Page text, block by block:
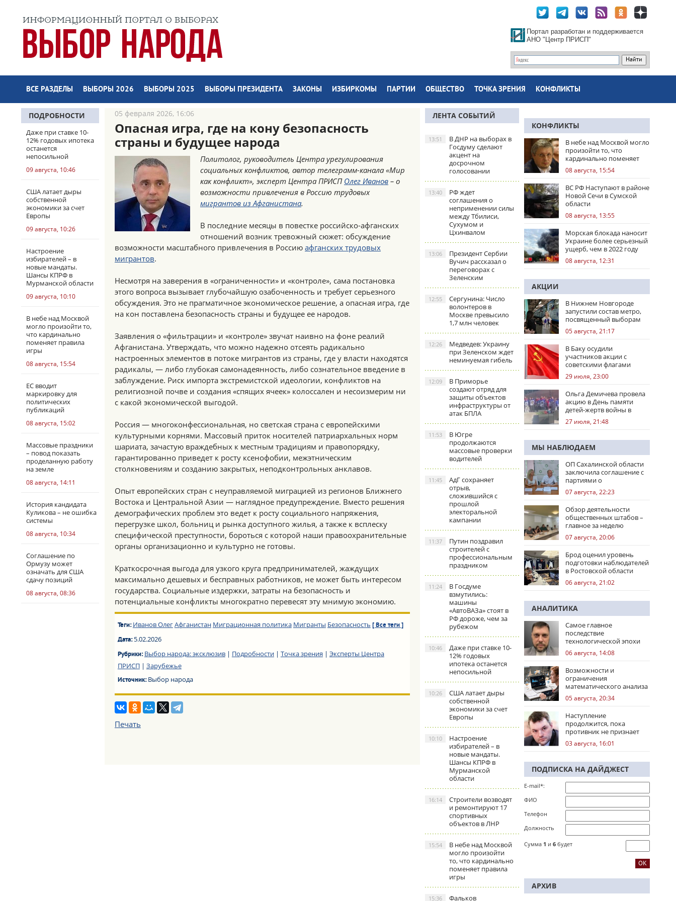
Портал разработан и поддерживается
АНО "Центр ПРИСП"
ВСЕ РАЗДЕЛЫ ВЫБОРЫ 2026 ВЫБОРЫ 2025 ВЫБОРЫ ПРЕЗИДЕНТА ЗАКОНЫ ИЗБИРКОМЫ ПАРТИИ ОБЩЕСТВО ТОЧКА ЗРЕНИЯ КОНФЛИКТЫ
ПОДРОБНОСТИ
Даже при ставке 10-
12% годовых ипотека
останется
непосильной
09 августа, 10:46
США латает дыры
собственной
экономики за счет
Европы
09 августа, 10:26
Настроение
избирателей – в
новые мандаты.
Шансы КПРФ в
Мурманской области
09 августа, 10:10
В небе над Москвой
могло произойти то,
что кардинально
поменяет правила
игры
08 августа, 15:54
ЕС вводит
маркировку для
политических
публикаций
08 августа, 15:02
Массовые праздники
– повод показать
проделанную работу
на земле
08 августа, 14:11
История кандидата
Куликова – не ошибка
системы
08 августа, 10:34
Соглашение по
Ормузу может
означать для США
сдачу позиций
08 августа, 08:36
05 февраля 2026, 16:06
Опасная игра, где на кону безопасность
страны и будущее народа
Политолог, руководитель Центра урегулирования
социальных конфликтов, автор телеграмм-канала «Мир
как конфликт», эксперт Центра ПРИСП Олег Иванов – о
возможности привлечения в Россию трудовых
мигрантов из Афганистана.
В последние месяцы в повестке российско-афганских
отношений возник тревожный сюжет: обсуждение
возможности масштабного привлечения в Россию афганских трудовых
мигрантов.
Несмотря на заверения в «ограниченности» и «контроле», сама постановка
этого вопроса вызывает глубочайшую озабоченность и требует серьезного
обсуждения. Это не прагматичное экономическое решение, а опасная игра, где
на кон поставлена безопасность страны и будущее ее народов.
Заявления о «фильтрации» и «контроле» звучат наивно на фоне реалий
Афганистана. Утверждать, что можно надежно отсеять радикально
настроенных элементов в потоке мигрантов из страны, где у власти находятся
радикалы, — либо глубокая самонадеянность, либо сознательное введение в
заблуждение. Риск импорта экстремистской идеологии, конфликтов на
религиозной почве и создания «спящих ячеек» колоссален и несоизмерим ни
с какой экономической выгодой.
Россия — многоконфессиональная, но светская страна с европейскими
культурными корнями. Массовый приток носителей патриархальных норм
шариата, зачастую враждебных к местным традициям и правопорядку,
гарантированно приведет к росту ксенофобии, межэтническим
столкновениям и созданию закрытых, неподконтрольных анклавов.
Опыт европейских стран с неуправляемой миграцией из регионов Ближнего
Востока и Центральной Азии — наглядное предупреждение. Вместо решения
демографических проблем это ведет к росту социального напряжения,
перегрузке школ, больниц и рынка доступного жилья, а также к всплеску
специфической преступности, бороться с которой наши правоохранительные
органы организационно и культурно не готовы.
Краткосрочная выгода для узкого круга предпринимателей, жаждущих
максимально дешевых и бесправных работников, не может быть интересом
государства. Социальные издержки, затраты на безопасность и
потенциальные конфликты многократно перевесят эту мнимую экономию.
Теги: Иванов ОлегАфганистан Миграционная политика Мигранты Безопасность [ Все теги ]
Дата:5.02.2026
Рубрики:Выбор народа: эксклюзив| Подробности| Точка зрения | Эксперты Центра
ПРИСП| Зарубежье
Источник:Выбор народа
Печать
ЛЕНТА СОБЫТИЙ
В ДНР на выборах в
Госдуму сделают
акцент на
досрочном
голосовании
13:51
РФ ждет
соглашения о
неприменении силы
между Тбилиси,
Сухумом и
Цхинвалом
13:40
Президент Сербии
Вучич рассказал о
переговорах с
Зеленским
13:06
Сергунина: Число
волонтеров в
Москве превысило
1,7 млн человек
12:55
Медведев: Украину
при Зеленском ждет
неминуемая гибель
12:26
В Приморье
создают отряд для
защиты объектов
инфраструктуры от
атак БПЛА
12:09
В Югре
продолжаются
массовые проверки
водителей
11:53
АдГ сохраняет
отрыв,
сложившийся с
прошлой
электоральной
кампании
11:45
Путин поздравил
строителей с
профессиональным
праздником
11:37
В Госдуме
взмутились:
машины
«АвтоВАЗа» стоят в
РФ дороже, чем за
рубежом
11:24
Даже при ставке 10-
12% годовых
ипотека останется
непосильной
10:46
США латает дыры
собственной
экономики за счет
Европы
10:26
Настроение
избирателей – в
новые мандаты.
Шансы КПРФ в
Мурманской
области
10:10
Строители возводят
и ремонтируют 17
спортивных
объектов в ЛНР
16:14
В небе над Москвой
могло произойти
то, что кардинально
поменяет правила
игры
15:54
Фальков
15:36
КОНФЛИКТЫ
В небе над Москвой могло
произойти то, что
кардинально поменяет
правила игры
08 августа, 15:54
ВС РФ Наступают в районе
Новой Сечи в Сумской
области
08 августа, 13:55
Морская блокада наносит
Украине более серьезный
ущерб, чем в 2022 году
08 августа, 12:31
АКЦИИ
В Нижнем Новгороде
запустили состав метро,
посвященный выборам
05 августа, 21:17
В Баку осудили
участников акции с
советскими флагами
29 июля, 23:00
Ольга Демичева провела
акцию в День памяти
детей-жертв войны в
Донбассе
27 июля, 21:48
МЫ НАБЛЮДАЕМ
ОП Сахалинской области
заключила соглашение с
партиями о
сотрудничестве на
выборах
07 августа, 22:23
Обзор деятельности
общественных штабов –
главное за неделю
07 августа, 20:06
Брод оценил уровень
подготовки наблюдателей
в Ростовской области
06 августа, 21:02
АНАЛИТИКА
Самое главное
последствие
технологической эпохи
06 августа, 14:08
Возможности и
ограничения
математического анализа
избирательных кампаний
05 августа, 20:34
Наступление
продолжится, пока
противник не признает
стратегическое
поражение
03 августа, 16:01
ПОДПИСКА НА ДАЙДЖЕСТ
E-mail*:
ФИО
Телефон
Должность
Сумма 1 и 6 будет
АРХИВ